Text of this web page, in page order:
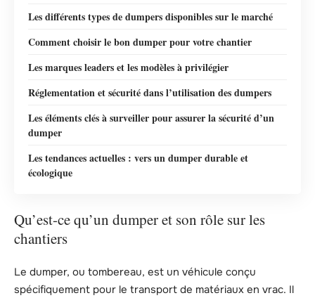
Les différents types de dumpers disponibles sur le marché
Comment choisir le bon dumper pour votre chantier
Les marques leaders et les modèles à privilégier
Réglementation et sécurité dans l’utilisation des dumpers
Les éléments clés à surveiller pour assurer la sécurité d’un
dumper
Les tendances actuelles : vers un dumper durable et
écologique
Qu’est-ce qu’un dumper et son rôle sur les
chantiers
Le dumper, ou tombereau, est un véhicule conçu
spécifiquement pour le transport de matériaux en vrac. Il